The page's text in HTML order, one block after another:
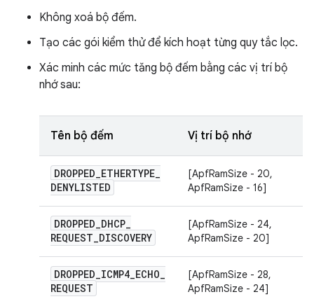
Không xoá bộ đếm.
Tạo các gói kiểm thử để kích hoạt từng quy tắc lọc.
Xác minh các mức tăng bộ đếm bằng các vị trí bộ
nhớ sau:
Tên bộ đếm Vị trí bộ nhớ
DROPPED_ETHERTYPE_
DENYLISTED
[ApfRamSize - 20,
ApfRamSize - 16]
DROPPED_DHCP_
REQUEST_DISCOVERY
[ApfRamSize - 24,
ApfRamSize - 20]
DROPPED_ICMP4_ECHO_
REQUEST
[ApfRamSize - 28,
ApfRamSize - 24]